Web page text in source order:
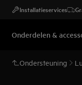
Installatieservices
Onderdelen &
Ondersteuning